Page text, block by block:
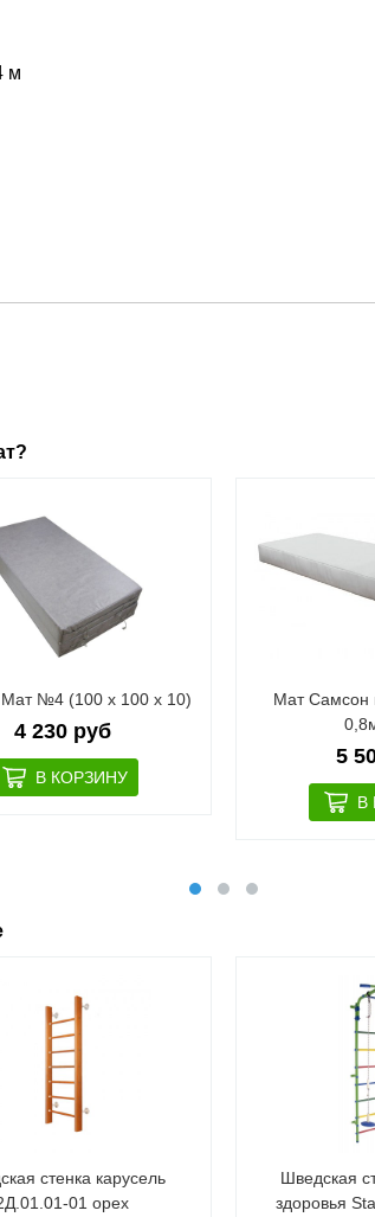
м
Мат №4 (100 х 100 х 10)
4 230 руб
Мат Самсон
5
стенка карусель
01 орех
Шведская
здоровья